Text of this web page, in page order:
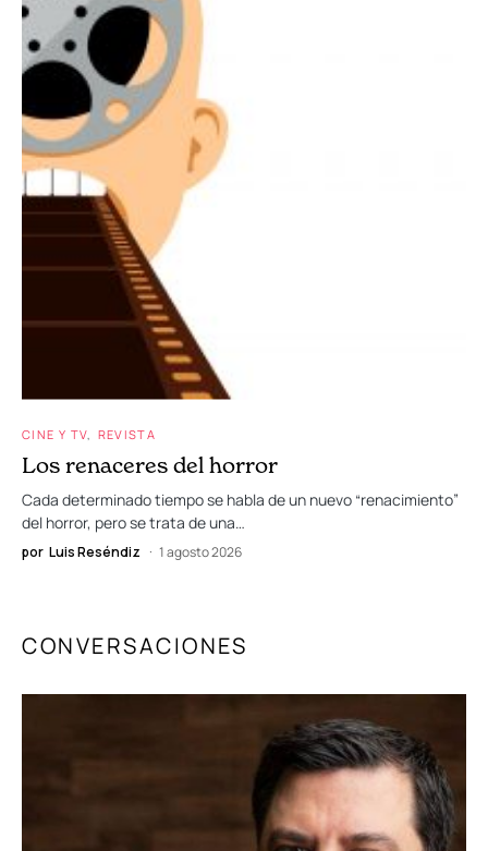
CINE Y TV REVISTA
Los renaceres del horror
Cada determinado tiempo se habla de un nuevo “renacimiento”
del horror, pero se trata de una…
por Luis Reséndiz 1 agosto 2026
CONVERSACIONES